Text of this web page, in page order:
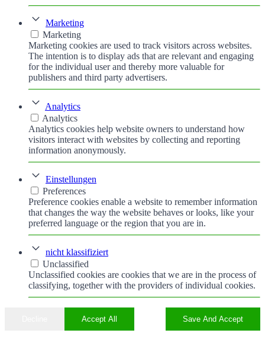
Marketing
Marketing
Marketing cookies are used to track visitors across websites.
The intention is to display ads that are relevant and engaging
for the individual user and thereby more valuable for
publishers and third party advertisers.
Analytics
Analytics
Analytics cookies help website owners to understand how
visitors interact with websites by collecting and reporting
information anonymously.
Einstellungen
Preferences
Preference cookies enable a website to remember information
that changes the way the website behaves or looks, like your
preferred language or the region that you are in.
nicht klassifiziert
Unclassified
Unclassified cookies are cookies that we are in the process of
classifying, together with the providers of individual cookies.
Accept All Save And Accept